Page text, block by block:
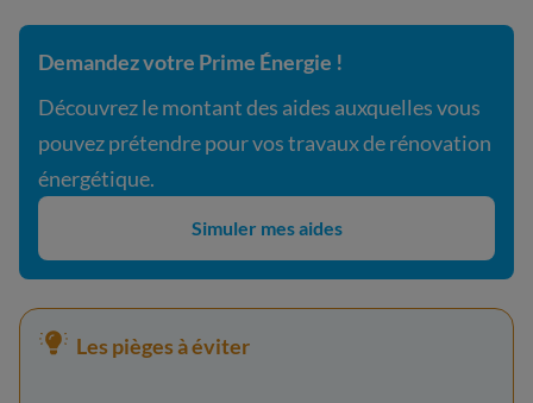
Demandez votre Prime Énergie !
Découvrez le montant des aides auxquelles vous
pouvez prétendre pour vos travaux de rénovation
énergétique.
Simuler mes aides
Les pièges à éviter